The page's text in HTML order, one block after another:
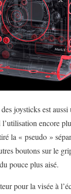
joysticks est
encore
la « pseudo »
boutons sur le
pouce plus aisé.
pour la visée à